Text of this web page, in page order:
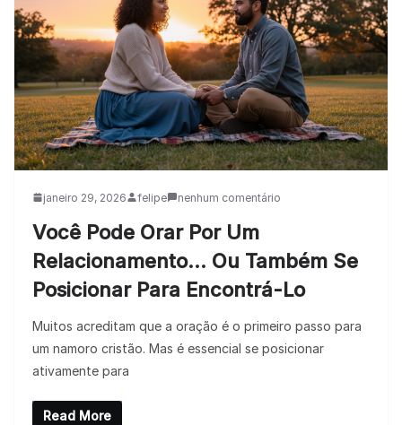
janeiro 29, 2026 felipe nenhum comentário
Você Pode Orar Por Um
Relacionamento… Ou Também Se
Posicionar Para Encontrá-Lo
Muitos acreditam que a oração é o primeiro passo para
um namoro cristão. Mas é essencial se posicionar
ativamente para
Read More